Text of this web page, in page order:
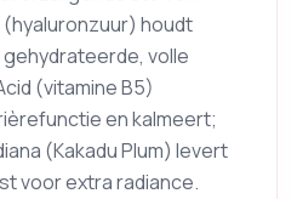
(hyaluronzuur) houdt
volle
(vitamine B5)
en kalmeert;
(Kakadu Plum) levert
voor extra radiance.